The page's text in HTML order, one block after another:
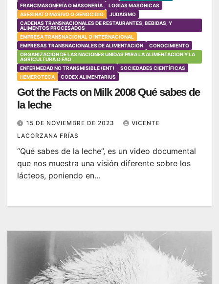
FRANCMASONERÍA O MASONERÍA
LOGIAS MASÓNICAS
ASESINATO MASIVO O GENOCIDIO
JUDAÍSMO
CADENAS TRANSNACIONALES DE RESTAURANTES, BEBIDAS, Y
ALIMENTOS PROCESADOS
EMPRESA TRANSNACIONAL O INTERNACIONAL
EMPRESAS TRANSNACIONALES DE ALIMENTACIÓN
CONOCIMIENTO
ORGANIZACIÓN DE LAS NACIONES UNIDAS PARA LA ALIMENTACIÓN Y LA
AGRICULTURA O FAO
ENFERMEDAD NO TRANSMISIBLE (ENT)
SOCIEDADES CIENTÍFICAS
HEMEROTECA
CODEX ALIMENTARIUS
Got the Facts on Milk 2008 Qué sabes de
la leche
15 DE NOVIEMBRE DE 2023
VICENTE
LACORZANA FRÍAS
“Qué sabes de la leche”, es un video documental
que nos muestra una visión diferente sobre los
lácteos, poniendo en…